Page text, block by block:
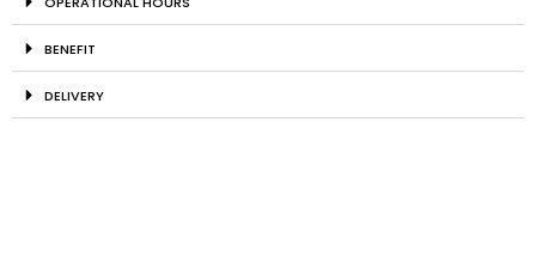
BENEFIT
DELIVERY